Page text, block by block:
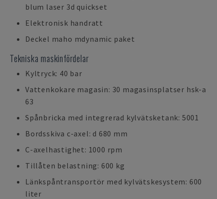
blum laser 3d quickset
Elektronisk handratt
Deckel maho mdynamic paket
Tekniska maskinfördelar
Kyltryck: 40 bar
Vattenkokare magasin: 30 magasinsplatser hsk-a
63
Spånbricka med integrerad kylvätsketank: 5001
Bordsskiva c-axel: d 680 mm
C-axelhastighet: 1000 rpm
Tillåten belastning: 600 kg
Länkspåntransportör med kylvätskesystem: 600
liter